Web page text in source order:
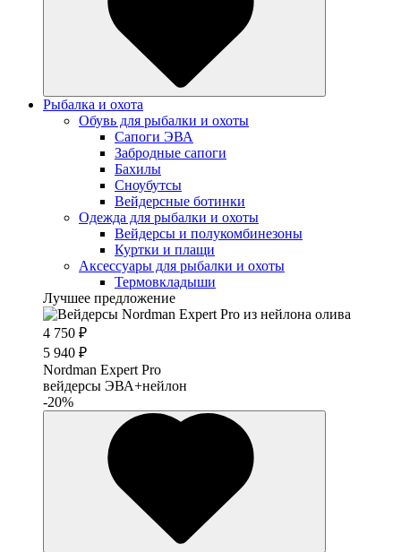
Рыбалка и охота
Обувь для рыбалки и охоты
Сапоги ЭВА
Забродные сапоги
Бахилы
Сноубутсы
Вейдерсные ботинки
Одежда для рыбалки и охоты
Вейдерсы и полукомбинезоны
Куртки и плащи
Аксессуары для рыбалки и охоты
Термовкладыши
Лучшее предложение
4 750 ₽
5 940 ₽
Nordman Expert Pro
вейдерсы ЭВА+нейлон
-20%